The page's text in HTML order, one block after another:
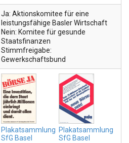
Ja: Aktionskomitee für eine
leistungsfähige Basler Wirtschaft
Nein: Komitee für gesunde
Staatsfinanzen
Stimmfreigabe:
Gewerkschaftsbund
Plakatsammlung
SfG Basel
Plakatsammlung
SfG Basel